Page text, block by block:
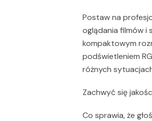
Postaw na
oglądania filmów i
kompaktowym
podświetleniem
różnych
Zachwyć się
Co sprawia, że